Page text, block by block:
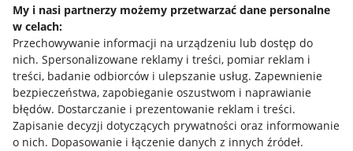
My i nasi partnerzy możemy przetwarzać dane personalne
w celach:
Przechowywanie informacji na urządzeniu lub dostęp do
nich. Spersonalizowane reklamy i treści, pomiar reklam i
treści, badanie odbiorców i ulepszanie usług. Zapewnienie
bezpieczeństwa, zapobieganie oszustwom i naprawianie
błędów. Dostarczanie i prezentowanie reklam i treści.
Zapisanie decyzji dotyczących prywatności oraz informowanie
o nich. Dopasowanie i łączenie danych z innych źródeł.
Allegro Gadane dla sprzedających
Allegro Gadane dla kupujących
Mapa miejscowości
Informacje prawne